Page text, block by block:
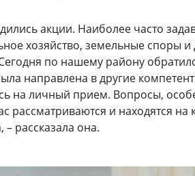
акции. Наиболее часто
хозяйство, земельные споры и
по нашему району
направлена в другие
на личный прием. Вопросы,
рассматриваются и находятся на
рассказала она.